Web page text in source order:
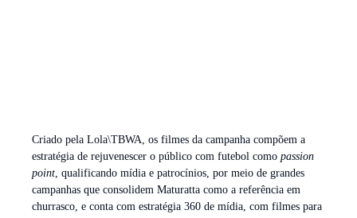
Criado pela Lola\TBWA, os filmes da campanha compõem a
estratégia de rejuvenescer o público com futebol como passion
point, qualificando mídia e patrocínios, por meio de grandes
campanhas que consolidem Maturatta como a referência em
churrasco, e conta com estratégia 360 de mídia, com filmes para